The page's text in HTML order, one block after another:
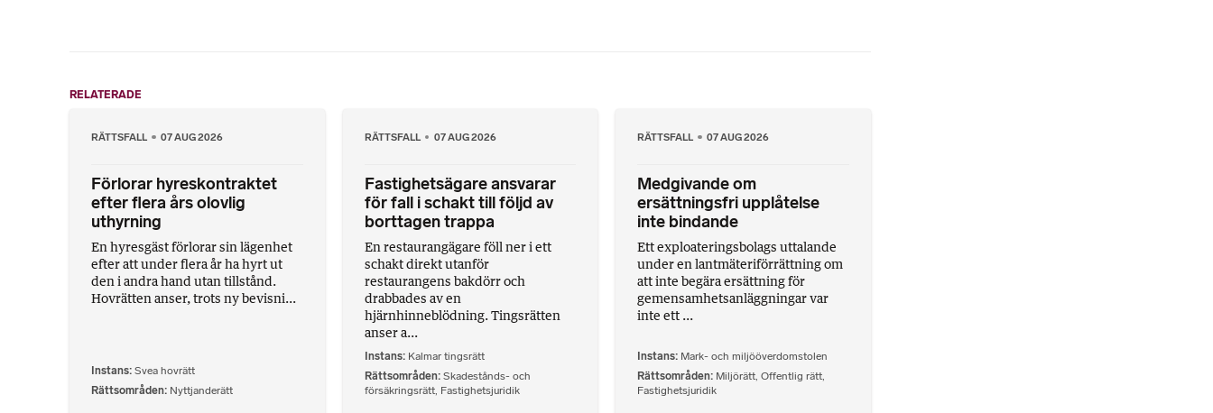
RELATERADE
RÄTTSFALL 07 AUG 2026
Förlorar hyreskontraktet
efter flera års olovlig
uthyrning
En hyresgäst förlorar sin lägenhet
efter att under flera år ha hyrt ut
den i andra hand utan tillstånd.
Hovrätten anser, trots ny bevisni...
Instans Svea hovrätt
Rättsområden Nyttjanderätt
RÄTTSFALL 07 AUG 2026
Fastighetsägare ansvarar
för fall i schakt till följd av
borttagen trappa
En restaurangägare föll ner i ett
schakt direkt utanför
restaurangens bakdörr och
drabbades av en
hjärnhinneblödning. Tingsrätten
anser a...
Instans Kalmar tingsrätt
Rättsområden Skadestånds- och
försäkringsrätt, Fastighetsjuridik
RÄTTSFALL 07 AUG 2026
Medgivande om
ersättningsfri upplåtelse
inte bindande
Ett exploateringsbolags uttalande
under en lantmäteriförrättning om
att inte begära ersättning för
gemensamhetsanläggningar var
inte ett ...
Instans Mark- och miljööverdomstolen
Rättsområden Miljörätt, Offentlig rätt,
Fastighetsjuridik